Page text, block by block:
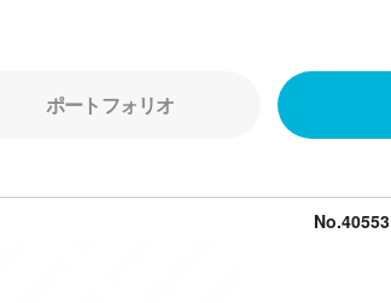
ポートフォリオ
No.40553